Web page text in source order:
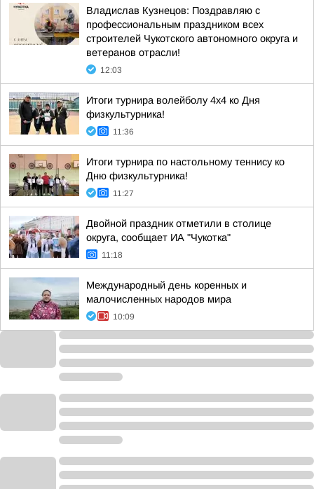
Владислав Кузнецов: Поздравляю с
профессиональным праздником всех
строителей Чукотского автономного округа и
ветеранов отрасли!
12:03
Итоги турнира волейболу 4х4 ко Дня
физкультурника!
11:36
Итоги турнира по настольному теннису ко
Дню физкультурника!
11:27
Двойной праздник отметили в столице
округа, сообщает ИА "Чукотка"
11:18
Международный день коренных и
малочисленных народов мира
10:09